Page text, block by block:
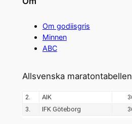
Om godiisgris
Minnen
ABC
Allsvenska maratontabellen